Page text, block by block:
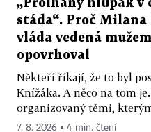
„Prolhaný hlupák v
stáda“. Proč
vláda vedená
opovrhoval
Někteří říkají, že to byl
Knížáka. A něco na tom
organizovaný těmi,
7. 8. 2026 ▪ 4 min. čtení